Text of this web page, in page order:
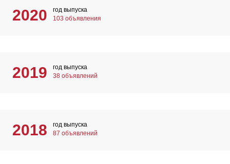
2020
год выпуска
103 объявления
2019
год выпуска
38 объявлений
2018
год выпуска
87 объявлений